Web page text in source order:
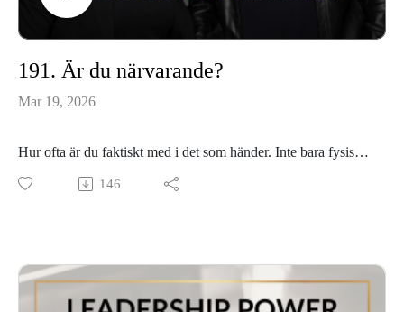
191. Är du närvarande?
Mar 19, 2026
Hur ofta är du faktiskt med i det som händer. Inte bara fysiskt,
utan även mentalt och emotionellt?
I det här avsnittet tar vi oss an något som låter enkelt, men
Så luta dig tillbaka, koppla på din närvaro och lyssna in
avsnittet!
146